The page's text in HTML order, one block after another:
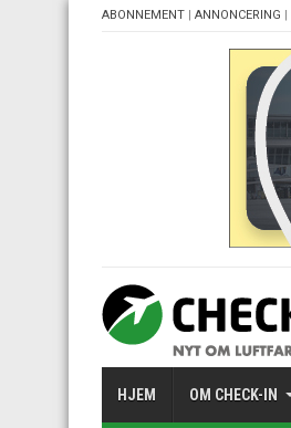
ABONNEMENT | ANNONCERING |
HJEM OM CHECK-IN